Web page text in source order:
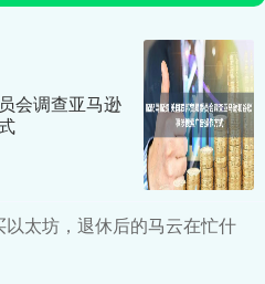
会调查亚马逊
太坊，退休后的马云在忙什